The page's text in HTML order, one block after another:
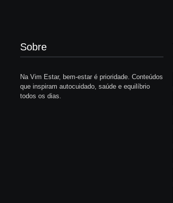
Sobre
Na Vim Estar, bem-estar é prioridade. Conteúdos
que inspiram autocuidado, saúde e equilíbrio
todos os dias.